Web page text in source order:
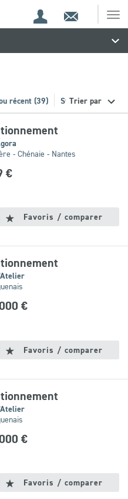
Espace
de
Espace
client
Contact
Trier par
récent (39) Stationnement (21)
- Chénaie - Nantes
€
Favoris / comparer
€
Favoris / comparer
€
Favoris / comparer